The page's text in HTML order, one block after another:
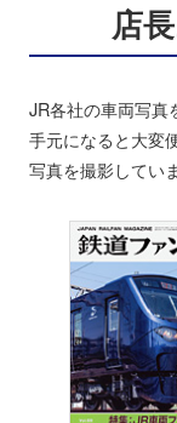
店
JR各社の車両写真
手元になると大変
写真を撮影していま